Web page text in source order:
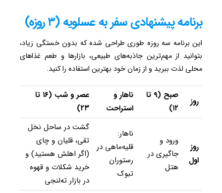
برنامه پیشنهادی سفر به عسلویه (۳ روزه)
این برنامه سه روزه طوری طراحی شده که بدون خستگی زیاد،
بتوانید از مهم‌ترین جاذبه‌های طبیعی، بازارها و طعم غذاهای
محلی لذت ببرید و از زمان خود بهترین استفاده را کنید.
روز
صبح (۹ تا
۱۲)
ناهار و
استراحت
عصر و شب (۱۶ تا
۲۳)
روز
اول
ورود و
جاگیری در
هتل
ناهار:
قلیه‌ماهی در
رستوران
تبوک
گشت در ساحل نخل
تقی، قلیان و چای
(اگر اهلش هستید) و
خرید شکلات و قهوه
در بازار ته‌لنجی